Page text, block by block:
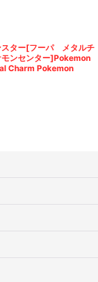
スター[フーパ メタルチ
ンセンター]Pokemon
Charm Pokemon